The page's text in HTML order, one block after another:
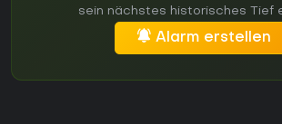
sein nächstes historisches Tief
Alarm erstellen